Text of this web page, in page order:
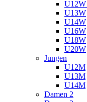
U13W
U14W
U16W
U18W
U20W
Jungen
U12M
U13M
U14M
Damen 2